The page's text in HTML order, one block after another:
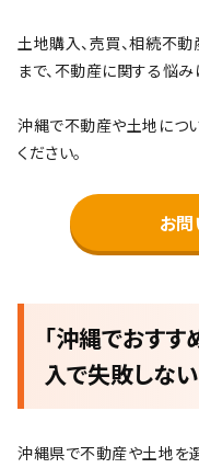
土地購入、売買、相続不動
まで、不動産に関する悩み
沖縄で不動産や土地につ
ください。
お
「沖縄でおす
入で失敗しな
沖縄県で不動産や土地を